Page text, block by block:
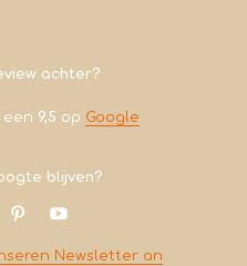
achter?
een 9,5 op Google
blijven?
Newsletter an